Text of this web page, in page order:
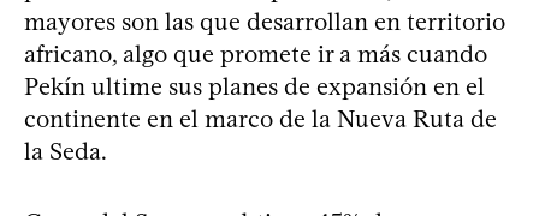
mayores son las que desarrollan en territorio
africano, algo que promete ir a más cuando
Pekín ultime sus planes de expansión en el
continente en el marco de la Nueva Ruta de
la Seda.